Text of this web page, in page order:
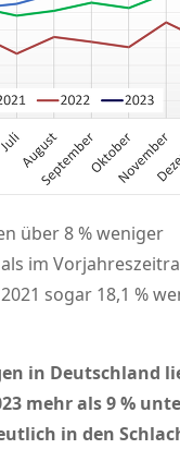
über 8 % weniger
im
sogar 18,1 %
in
mehr als 9 %
in den